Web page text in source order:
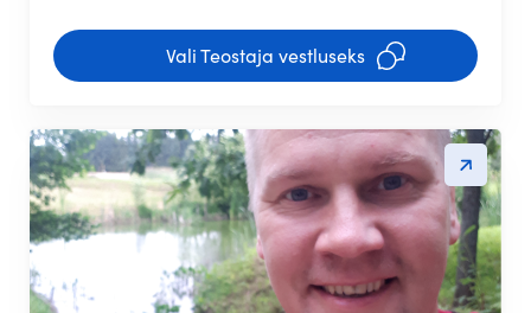
Vali Teostaja vestluseks